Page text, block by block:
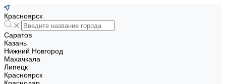
Красноярск
Саратов
Казань
Нижний Новгород
Махачкала
Липецк
Красноярск